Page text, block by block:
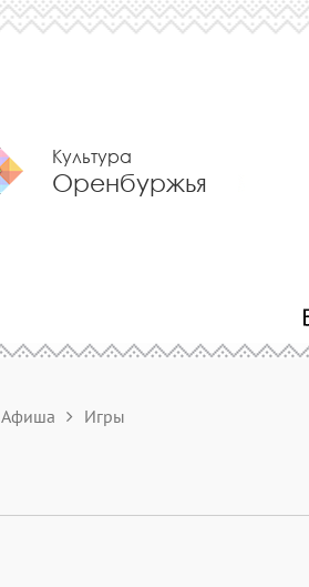
Культура
Оренбуржья
Афиша Игры